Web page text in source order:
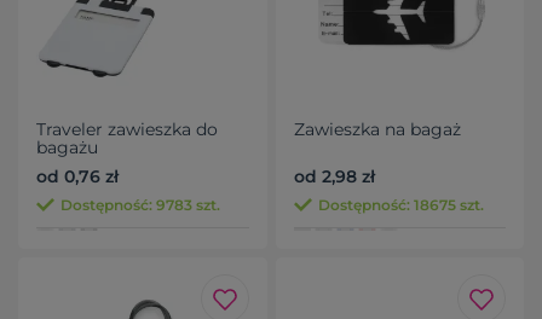
Traveler zawieszka do
bagażu
od 0,76 zł
Dostępność: 9783 szt.
Zawieszka na bagaż
od 2,98 zł
Dostępność: 18675 szt.